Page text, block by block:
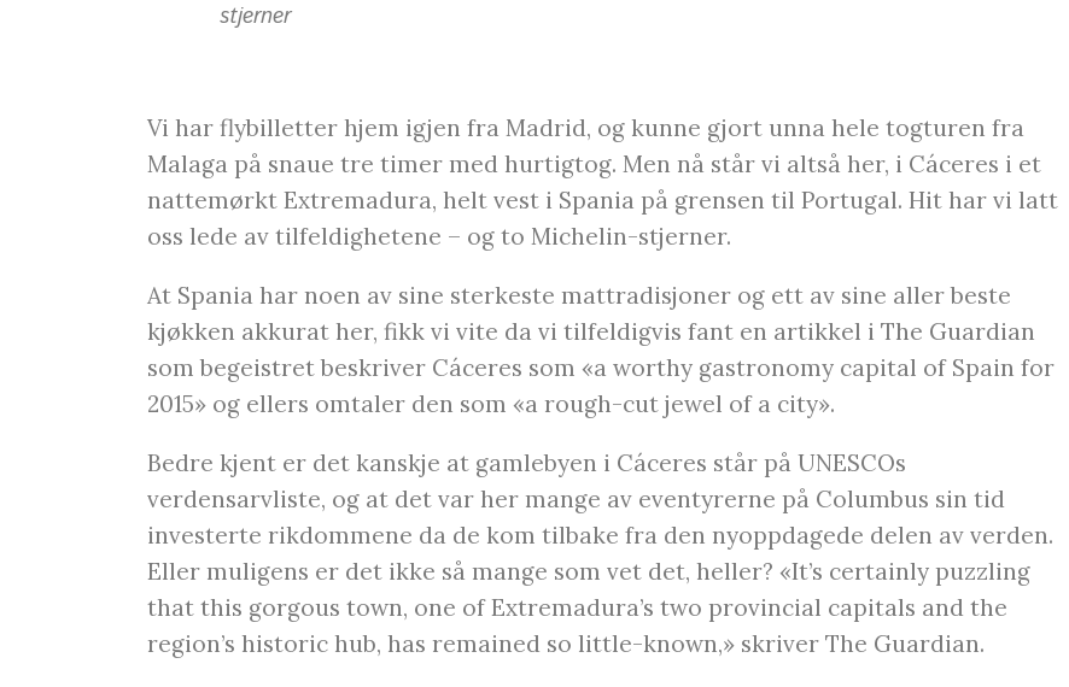
stjerner
Vi har flybilletter hjem igjen fra Madrid, og kunne gjort unna hele togturen fra
Malaga på snaue tre timer med hurtigtog. Men nå står vi altså her, i Cáceres i et
nattemørkt Extremadura, helt vest i Spania på grensen til Portugal. Hit har vi latt
oss lede av tilfeldighetene – og to Michelin-stjerner.
At Spania har noen av sine sterkeste mattradisjoner og ett av sine aller beste
kjøkken akkurat her, fikk vi vite da vi tilfeldigvis fant en artikkel i The Guardian
som begeistret beskriver Cáceres som «a worthy gastronomy capital of Spain for
2015» og ellers omtaler den som «a rough-cut jewel of a city».
Bedre kjent er det kanskje at gamlebyen i Cáceres står på UNESCOs
verdensarvliste, og at det var her mange av eventyrerne på Columbus sin tid
investerte rikdommene da de kom tilbake fra den nyoppdagede delen av verden.
Eller muligens er det ikke så mange som vet det, heller? «It’s certainly puzzling
that this gorgous town, one of Extremadura’s two provincial capitals and the
region’s historic hub, has remained so little-known,» skriver The Guardian.